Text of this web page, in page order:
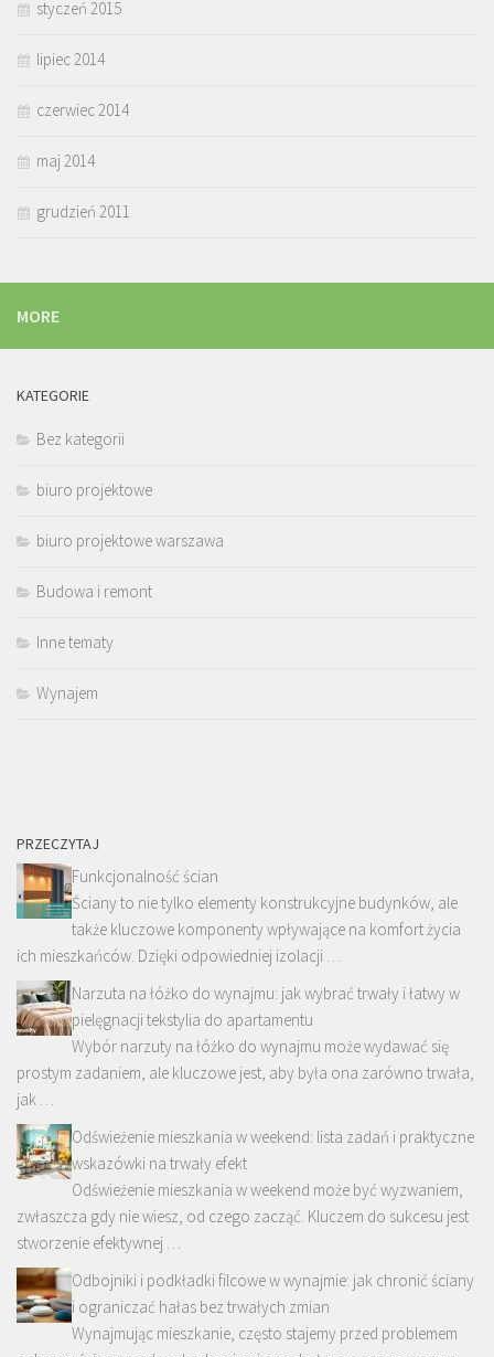
styczeń 2015
lipiec 2014
czerwiec 2014
maj 2014
grudzień 2011
MORE
KATEGORIE
Bez kategorii
biuro projektowe
biuro projektowe warszawa
Budowa i remont
Inne tematy
Wynajem
PRZECZYTAJ
Funkcjonalność ścian
Ściany to nie tylko elementy konstrukcyjne budynków, ale
także kluczowe komponenty wpływające na komfort życia
ich mieszkańców. Dzięki odpowiedniej izolacji …
Narzuta na łóżko do wynajmu: jak wybrać trwały i łatwy w
pielęgnacji tekstylia do apartamentu
Wybór narzuty na łóżko do wynajmu może wydawać się
prostym zadaniem, ale kluczowe jest, aby była ona zarówno trwała,
jak …
Odświeżenie mieszkania w weekend: lista zadań i praktyczne
wskazówki na trwały efekt
Odświeżenie mieszkania w weekend może być wyzwaniem,
zwłaszcza gdy nie wiesz, od czego zacząć. Kluczem do sukcesu jest
stworzenie efektywnej …
Odbojniki i podkładki filcowe w wynajmie: jak chronić ściany
i ograniczać hałas bez trwałych zmian
Wynajmując mieszkanie, często stajemy przed problemem